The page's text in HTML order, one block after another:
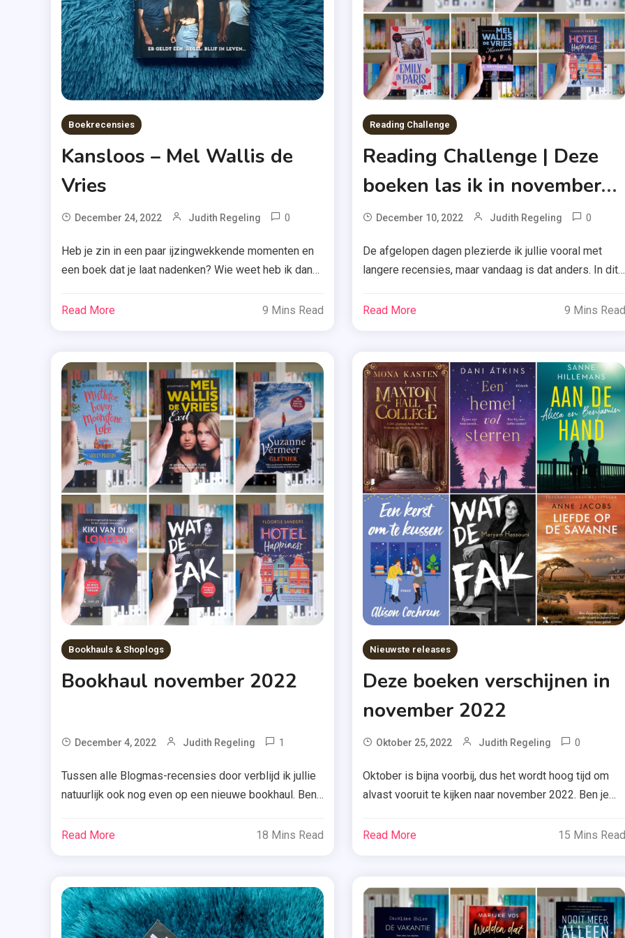
Toxic
,
Uitgeverij
De
Fontein
,
Spannend
Boek
,
Uitgeverij
De
Boekrecensies
Kansloos – Mel Wallis de
Vries
December 24, 2022 Judith Regeling 0
Kansloos
Mel
Vries
,
Recensie
,
Recensie-
Exemplaar
,
Spanning
,
Thriller
,
Uitgeverij
De
Fontein
Heb je zin in een paar ijzingwekkende momenten en
een boek dat je laat nadenken? Wie weet heb ik dan
van ‘Kansloos’ van Mel Wallis de Vries vond. Zes
moeten […]
Read More 9 Mins Read
Reading Challenge
Reading Challenge | Deze
boeken las ik in november
2022
December 10, 2022 Judith Regeling 0
In
Paris
,
Korte
,
Wallis
De
Vries
,
Mag
Kerst
Alleen
Zijn
,
De afgelopen dagen plezierde ik jullie vooral met
langere recensies, maar vandaag is dat anders. In dit
in november 2022. Lees je mee? 56. Kerstgeluk
Merwedam. Het restaurant […]
Read More 9 Mins Read
Bookhauls & Shoplogs
Bookhaul november 2022
December 4, 2022 Judith Regeling 1
,
Bookhaul
Dani
Een
Hemel
Vol
Tussen alle Blogmas-recensies door verblijd ik jullie
natuurlijk ook nog even op een nieuwe bookhaul. Ben
november 2022? Scroll dan snel door. Wat de fak –
en Desie, won voor haar […]
Read More 18 Mins Read
Nieuwste releases
Deze boeken verschijnen in
november 2022
Oktober 25, 2022 Judith Regeling 0
,
Chantal
,
,
Tan
Oktober is bijna voorbij, dus het wordt hoog tijd om
alvast vooruit te kijken naar november 2022. Ben je
ze hieronder uitgebreid met je door! Meer op zoek
Zomer & Keuning […]
Read More 15 Mins Read